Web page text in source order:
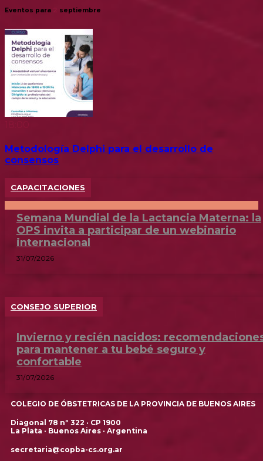
Eventos para septiembre
Metodología Delphi para el desarrollo de
consensos
CAPACITACIONES
Semana Mundial de la Lactancia Materna: la
OPS invita a participar de un webinario
internacional
31/07/2026
CONSEJO SUPERIOR
Invierno y recién nacidos:
para mantener a tu bebé seguro y
confortable
31/07/2026
COLEGIO DE ÓBSTETRICAS DE LA PROVINCIA DE BUENOS AIRES
Diagonal 78 nº 322 · CP 1900
La Plata · Buenos Aires · Argentina
secretaria@copba-cs.org.ar